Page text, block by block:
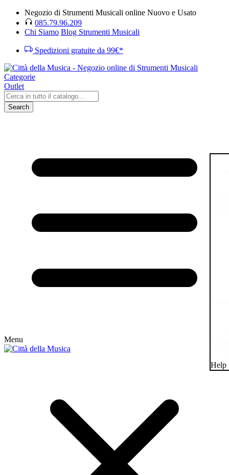
Negozio di Strumenti Musicali online Nuovo e Usato
085.79.96.209
Chi Siamo Blog Strumenti Musicali
Spedizioni gratuite da 99€*
Categorie
Outlet
Search
Menu
Help